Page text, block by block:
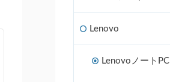
Lenovo
LenovoノートPC